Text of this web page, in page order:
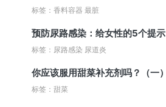
标签：香料容器 最脏
预防尿路感染：给女性的5个提示
标签：尿路感染 尿道炎
你应该服用甜菜补充剂吗？（一）
标签：甜菜